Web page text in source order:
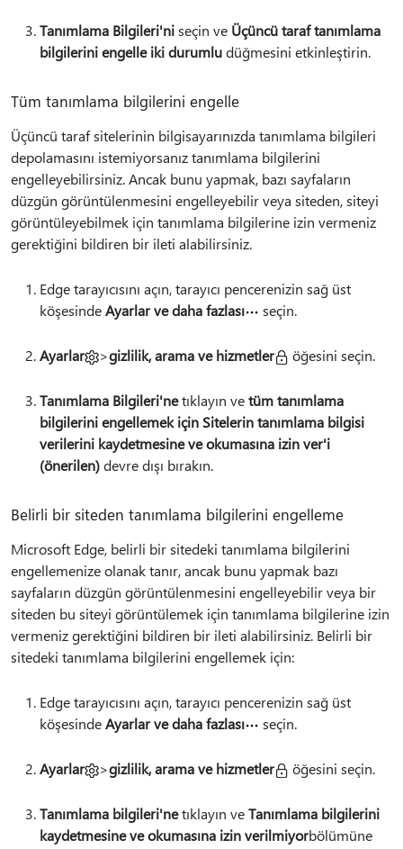
Tanımlama Bilgileri'niseçin ve Üçüncü taraf tanımlama
bilgilerini engelle iki durumludüğmesini etkinleştirin.
Tüm tanımlama bilgilerini engelle
Üçüncü taraf sitelerinin bilgisayarınızda tanımlama bilgileri
depolamasını istemiyorsanız tanımlama bilgilerini
engelleyebilirsiniz. Ancak bunu yapmak, bazı sayfaların
düzgün görüntülenmesini engelleyebilir veya siteden, siteyi
görüntüleyebilmek için tanımlama bilgilerine izin vermeniz
gerektiğini bildiren bir ileti alabilirsiniz.
Edge tarayıcısını açın, tarayıcı pencerenizin sağ üst
köşesindeAyarlar ve daha fazlası seçin.
Ayarlar >gizlilik, arama ve hizmetler öğesini seçin.
Tanımlama Bilgileri'netıklayın vetüm tanımlama
bilgilerini engellemek için Sitelerin tanımlama bilgisi
verilerini kaydetmesine ve okumasına izin ver'i
(önerilen)devre dışı bırakın.
Belirli bir siteden tanımlama bilgilerini engelleme
Microsoft Edge, belirli bir sitedeki tanımlama bilgilerini
engellemenize olanak tanır, ancak bunu yapmak bazı
sayfaların düzgün görüntülenmesini engelleyebilir veya bir
siteden bu siteyi görüntülemek için tanımlama bilgilerine izin
vermeniz gerektiğini bildiren bir ileti alabilirsiniz. Belirli bir
sitedeki tanımlama bilgilerini engellemek için:
Edge tarayıcısını açın, tarayıcı pencerenizin sağ üst
köşesindeAyarlar ve daha fazlası seçin.
Ayarlar >gizlilik, arama ve hizmetler öğesini seçin.
Tanımlama bilgileri'netıklayın veTanımlama bilgilerini
kaydetmesine ve okumasına izin verilmiyorbölümüne